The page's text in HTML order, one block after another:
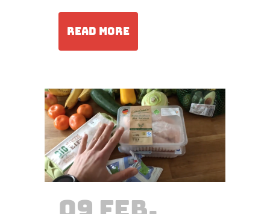
READ MORE
09 FEB.